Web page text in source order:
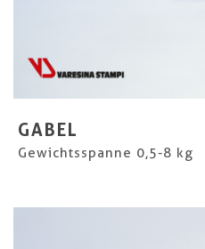
GABEL
Gewichtsspanne 0,5-8 kg